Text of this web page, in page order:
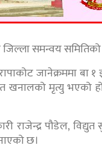
जिल्ला समन्वय
जानेक्रममा बा
खनालको मृत्यु भएको
राजेन्द्र पौडेल,
छ।